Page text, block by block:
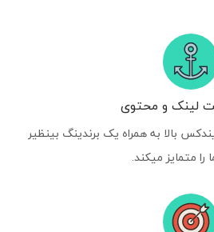
لینک و محتوی
بالا به همراه یک برندینگ بینظیر
را متمایز میکند.